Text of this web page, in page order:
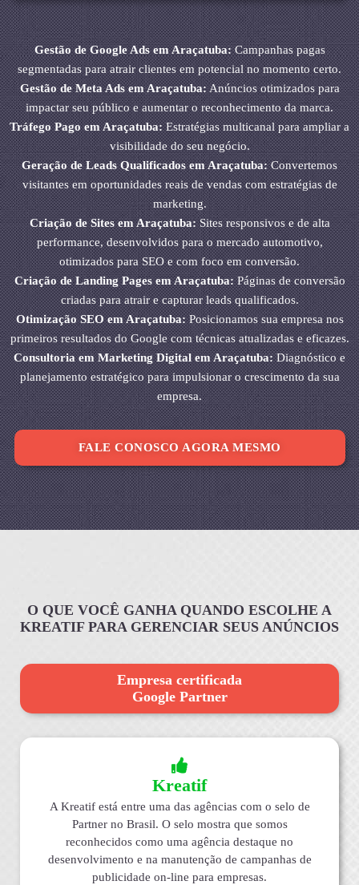
Gestão de Google Ads em Araçatuba:Campanhas pagas
segmentadas para atrair clientes em potencial no momento certo.
Gestão de Meta Ads em Araçatuba:Anúncios otimizados para
impactar seu público e aumentar o reconhecimento da marca.
Tráfego Pago em Araçatuba:Estratégias multicanal para ampliar a
visibilidade do seu negócio.
Geração de Leads Qualificados em Araçatuba:Convertemos
visitantes em oportunidades reais de vendas com estratégias de
marketing.
Criação de Sites em Araçatuba:Sites responsivos e de alta
performance, desenvolvidos para o mercado automotivo,
otimizados para SEO e com foco em conversão.
Criação de Landing Pages em Araçatuba:Páginas de conversão
criadas para atrair e capturar leads qualificados.
Otimização SEO em Araçatuba:Posicionamos sua empresa nos
primeiros resultados do Google com técnicas atualizadas e eficazes.
Consultoria em Marketing Digital em Araçatuba:Diagnóstico e
planejamento estratégico para impulsionar o crescimento da sua
empresa.
FALE CONOSCO AGORA MESMO
O QUE VOCÊ GANHA QUANDO ESCOLHE A
KREATIF PARA GERENCIAR SEUS ANÚNCIOS
Empresa certificada
Google Partner
Kreatif
A Kreatif está entre uma das agências com o selo de
Partner no Brasil. O selo mostra que somos
reconhecidos como uma agência destaque no
desenvolvimento e na manutenção de campanhas de
publicidade on-line para empresas.